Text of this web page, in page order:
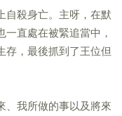
自殺身亡。主呀，在默
直處在被緊追當中，
存，最後抓到了王位但
、我所做的事以及將來